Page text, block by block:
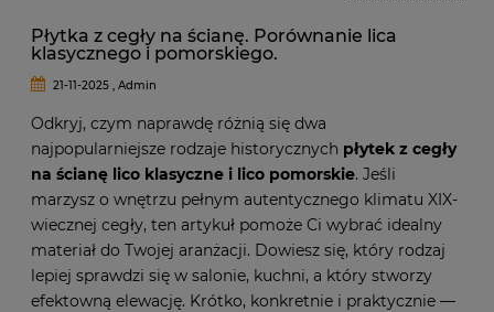
Płytka z cegły na ścianę. Porównanie lica
klasycznego i pomorskiego.
21-11-2025 , Admin
Odkryj, czym naprawdę różnią się dwa
najpopularniejsze rodzaje historycznych płytek z cegły
na ścianę lico klasyczne i lico pomorskie. Jeśli
marzysz o wnętrzu pełnym autentycznego klimatu XIX-
wiecznej cegły, ten artykuł pomoże Ci wybrać idealny
materiał do Twojej aranżacji. Dowiesz się, który rodzaj
lepiej sprawdzi się w salonie, kuchni, a który stworzy
efektowną elewację. Krótko, konkretnie i praktycznie —